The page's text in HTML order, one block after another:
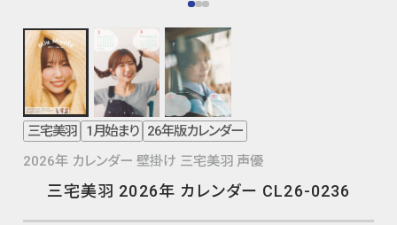
三宅美羽 1月始まり 26年版カレンダー
2026年 カレンダー 壁掛け 三宅美羽 声優
三宅美羽 2026年 カレンダー CL26-0236